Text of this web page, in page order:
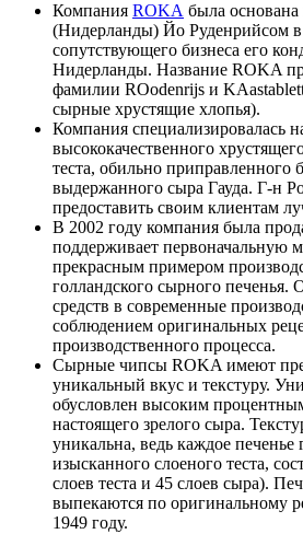
Компания ROKA была
(Нидерланды) Йо Руденрийсом в
сопутствующего бизнеса его
Нидерланды. Название ROKA
фамилии ROodenrijs и
сырные хрустящие хлопья).
Компания специализировалась
высококачественного
теста, обильно приправленного
выдержанного сыра Гауда. Г-н
предоставить своим клиентам
В 2002 году компания была
поддерживает первоначальную
прекрасным примером
голландского сырного
средств в современные
соблюдением оригинальных
производственного процесса.
Сырные чипсы ROKA имеют
уникальный вкус и текстуру.
обусловлен высоким
настоящего зрелого сыра.
уникальна, ведь каждое печенье
изысканного слоеного теста,
слоев теста и 45 слоев сыра).
выпекаются по оригинальному
1949 году.